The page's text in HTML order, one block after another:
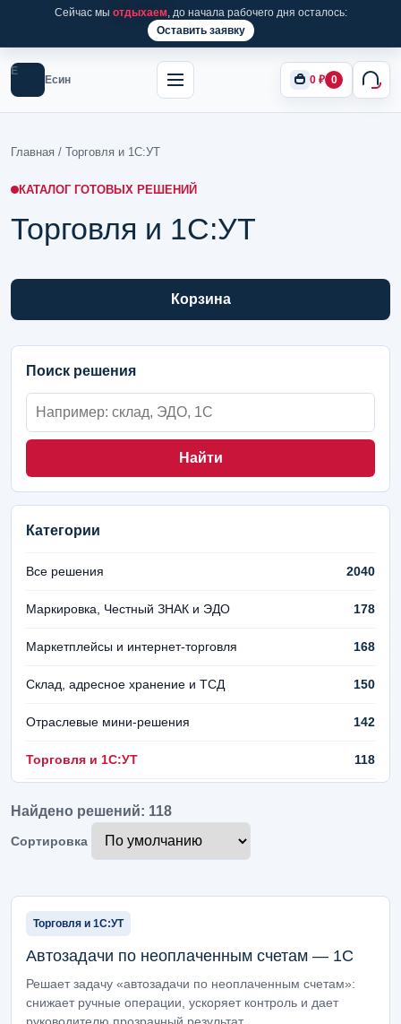
Сейчас мы отдыхаем, до начала рабочего дня осталось:
Оставить заявку
Е
Есин 0 ₽ 0
Главная / Торговля и 1С:УТ
КАТАЛОГ ГОТОВЫХ РЕШЕНИЙ
Торговля и 1С:УТ
Корзина
Поиск решения
Найти
Категории
Все решения 2040
Маркировка, Честный ЗНАК и ЭДО 178
Маркетплейсы и интернет-торговля 168
Склад, адресное хранение и ТСД 150
Отраслевые мини-решения 142
Торговля и 1С:УТ 118
Продажи, клиенты и маркетинг
Отчеты, аналитика и панели руководителя
Документы, маршруты и согласования
Помощники на базе ИИ
Найдено решений: 118
Сортировка
Торговля и 1С:УТ
Автозадачи по неоплаченным счетам — 1С
Решает задачу «автозадачи по неоплаченным счетам»:
снижает ручные операции, ускоряет контроль и дает